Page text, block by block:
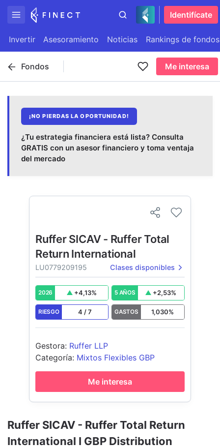
Identifícate
Invertir Asesoramiento Noticias Rankings de fondos
Fondos Me interesa
¡NO PIERDAS LA OPORTUNIDAD!
¿Tu estrategia financiera está lista? Consulta
GRATIS con un asesor financiero y toma ventaja
del mercado
Ruffer SICAV - Ruffer Total Return
International I GBP Distribution
Ruffer SICAV - Ruffer Total
Return International
LU0779209195 Clases disponibles
2026 +4,13% 5 AÑOS +2,53%
RIESGO 4 /7 GASTOS 1,030%
Gestora: Ruffer LLP
Categoría: Mixtos Flexibles GBP
Me interesa